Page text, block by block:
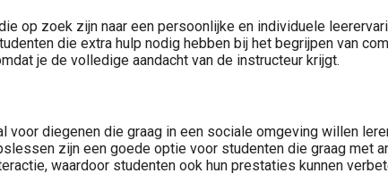
op zoek zijn naar een persoonlijke en individuele
die extra hulp nodig hebben bij het begrijpen van
je de volledige aandacht van de instructeur krijgt.
diegenen die graag in een sociale omgeving willen
zijn een goede optie voor studenten die graag met
waardoor studenten ook hun prestaties kunnen